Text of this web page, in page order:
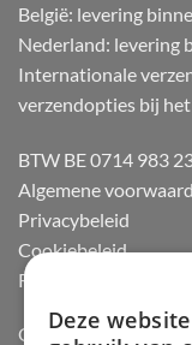
België: levering
Nederland: levering
Internationale
verzendopties bij
BTW BE 0714 983
Algemene
Privacybeleid
Cookiebeleid
Retourneren
Officiële dealer van
Deze